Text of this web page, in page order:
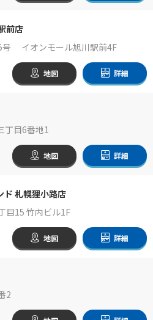
前店
号 イオンモール旭川駅前4F
地図 詳細
丁目6番地1
地図 詳細
札幌狸小路店
目15 竹内ビル1F
地図 詳細
2